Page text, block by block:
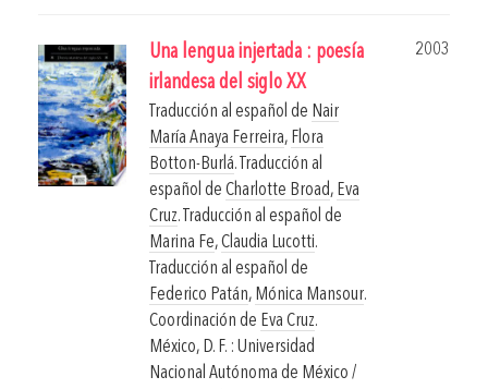
Una lengua injertada : poesía
irlandesa del siglo XX
2003
Traducción al español de Nair
María Anaya Ferreira, Flora
Botton-Burlá. Traducción al
español de Charlotte Broad, Eva
Cruz. Traducción al español de
Marina Fe,Claudia Lucotti.
Traducción al español de
Federico Patán, Mónica Mansour.
Coordinación de Eva Cruz.
México, D. F. : Universidad
Nacional Autónoma de México /